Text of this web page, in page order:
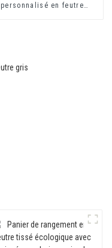
personnalisé en feutre